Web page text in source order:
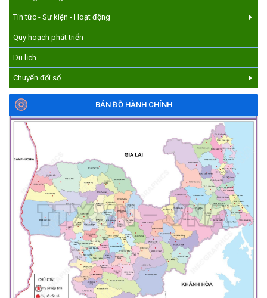
Tin tức - Sự kiện - Hoạt động
Quy hoạch phát triển
Du lịch
Chuyển đổi số
BẢN ĐỒ HÀNH CHÍNH